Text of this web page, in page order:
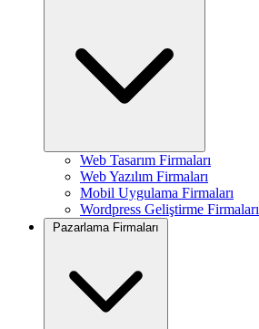
Web Tasarım Firmaları
Web Yazılım Firmaları
Mobil Uygulama Firmaları
Wordpress Geliştirme Firmaları
Pazarlama Firmaları